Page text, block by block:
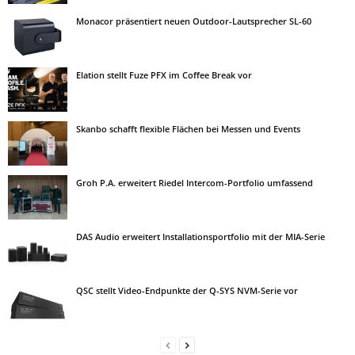
Monacor präsentiert neuen Outdoor-Lautsprecher SL-60
Elation stellt Fuze PFX im Coffee Break vor
Skanbo schafft flexible Flächen bei Messen und Events
Groh P.A. erweitert Riedel Intercom-Portfolio umfassend
DAS Audio erweitert Installationsportfolio mit der MIA-Serie
QSC stellt Video-Endpunkte der Q-SYS NVM-Serie vor